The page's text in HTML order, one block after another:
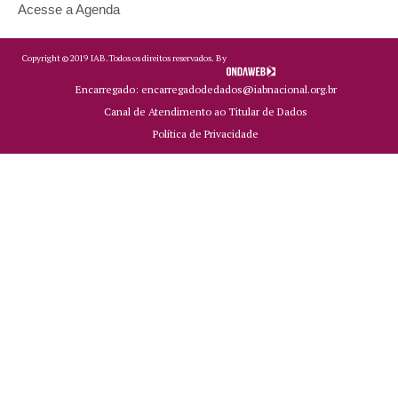
Acesse a Agenda
Copyright ©2019 IAB.Todos os direitos reservados. By
Encarregado: encarregadodedados@iabnacional.org.br
Canal de Atendimento ao Titular de Dados
Política de Privacidade